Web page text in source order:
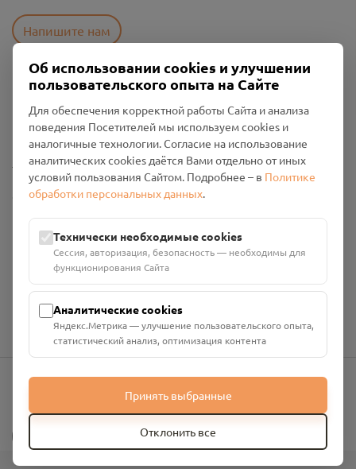
Напишите нам
Пользовательское соглашение
Политика конфиденциальности
Промо-материалы
Настройки cookies
Общество с ограниченной ответственностью «Смоленский
ИНН: 6700029207 ОГРН: 1256700001986
Юридический адрес: 216790, Смоленская область, р-н
Руднянский, г. Рудня, улица Западная, д. 26А, пом. 18
Номер счёта: 40702810901130004287 в АО "АЛЬФА-БАНК"
Кор. счёт: 30101810200000000593
info@pomnim.online
Об использовании cookies и улучшении
пользовательского опыта на Сайте
Для обеспечения корректной работы Сайта и анализа
поведения Посетителей мы используем cookies и
аналогичные технологии. Согласие на использование
аналитических cookies даётся Вами отдельно от иных
условий пользования Сайтом. Подробнее – в Политике
обработки персональных данных.
Технически необходимые cookies
Сессия, авторизация, безопасность — необходимы для
функционирования Сайта
Аналитические cookies
Яндекс.Метрика — улучшение пользовательского опыта,
статистический анализ, оптимизация контента
Принять выбранные
Отклонить все